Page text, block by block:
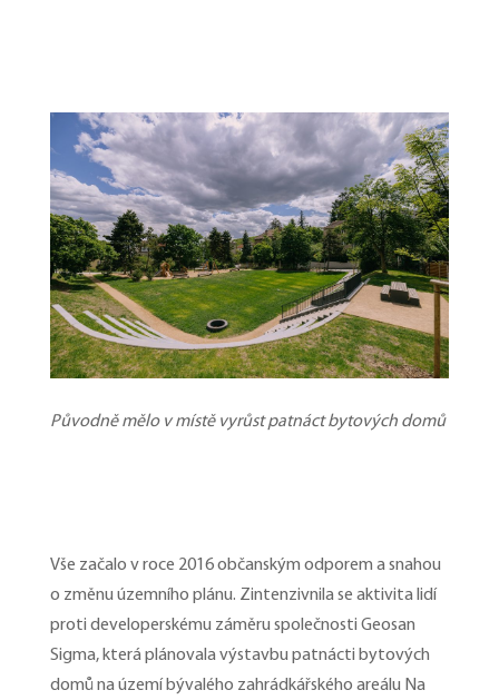
Původně mělo v místě vyrůst patnáct bytových domů
Vše začalo v roce 2016 občanským odporem a snahou
o změnu územního plánu. Zintenzivnila se aktivita lidí
proti developerskému záměru společnosti Geosan
Sigma, která plánovala výstavbu patnácti bytových
domů na území bývalého zahrádkářského areálu Na